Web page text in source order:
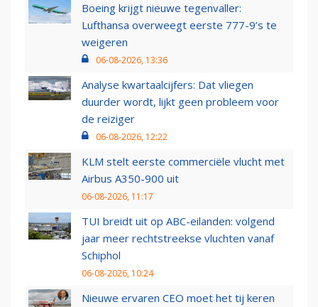
Boeing krijgt nieuwe tegenvaller:
Lufthansa overweegt eerste 777-9’s te
weigeren
06-08-2026, 13:36
Analyse kwartaalcijfers: Dat vliegen
duurder wordt, lijkt geen probleem voor
de reiziger
06-08-2026, 12:22
KLM stelt eerste commerciële vlucht met
Airbus A350-900 uit
06-08-2026, 11:17
TUI breidt uit op ABC-eilanden: volgend
jaar meer rechtstreekse vluchten vanaf
Schiphol
06-08-2026, 10:24
Nieuwe ervaren CEO moet het tij keren